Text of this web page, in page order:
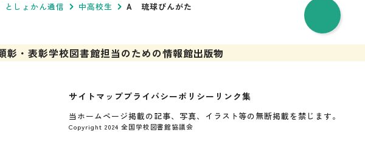
としょかん通信 中高校生 A 琉球びんがた
彰・表彰学校図書館担当のための情報館出版物
サイトマッププライバシーポリシー リンク集
当ホームページ掲載の記事、写真、イラスト等の無断掲載を禁じます。
Copyright 2024 全国学校図書館協議会